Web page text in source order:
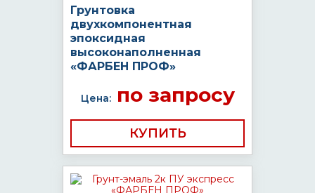
Грунтовка
двухкомпонентная
эпоксидная
высоконаполненная
«ФАРБЕН ПРОФ»
Цена:по запросу
КУПИТЬ